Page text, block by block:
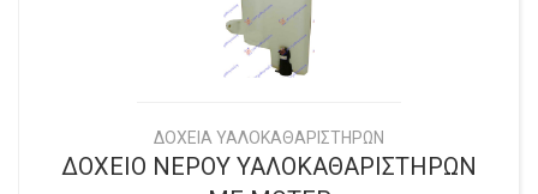
ΔΟΧΕΙΑ ΥΑΛΟΚΑΘΑΡΙΣΤΗΡΩΝ
ΔΟΧΕΙΟ ΝΕΡΟΥ ΥΑΛΟΚΑΘΑΡΙΣΤΗΡΩΝ